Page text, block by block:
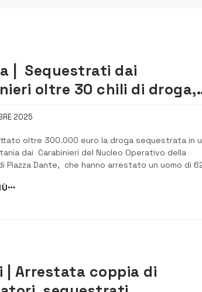
| Sequestrati dai
oltre 30 chili di droga,
nei bidoni dei capperi.
un uomo
2025
oltre 300.000 euro la droga sequestrata in
dai Carabinieri del Nucleo Operativo della
Piazza Dante, che hanno arrestato un uomo di
già noto alle forze dell’ordine, per detenzione
da fuoco clandestina e sostanze stupefacenti. I
mat...
| Arrestata coppia di